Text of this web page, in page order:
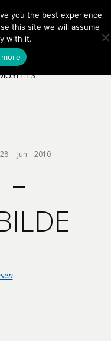
MENY EN NB
28.    Jun    2010
–
you the best experience
this site we will assume
with it.
more